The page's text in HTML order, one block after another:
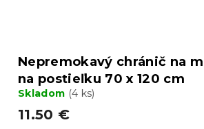
Nepremokavý chránič na
na postieľku 70 x 120 cm
Skladom (4 ks)
11.50 €